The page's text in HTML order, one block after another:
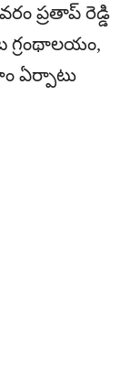
ప్రతాప్ రెడ్డి
గ్రంథాలయం,
ఏర్పాటు